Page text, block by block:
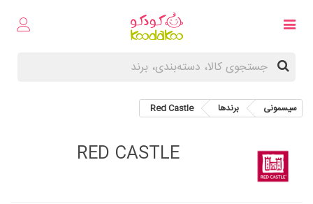
سیسمونی برندها Red Castle
RED CASTLE